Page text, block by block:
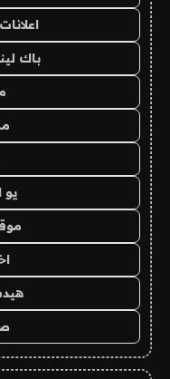
باك
يو